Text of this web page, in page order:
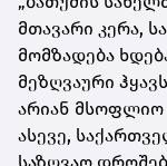
მთავარი კერა,
მომზადება
მეზღვაური
არიან მსოფლიო
ასევე,
საზღვაო